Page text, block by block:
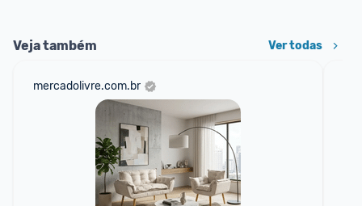
Veja também Ver todas
mercadolivre.com.br